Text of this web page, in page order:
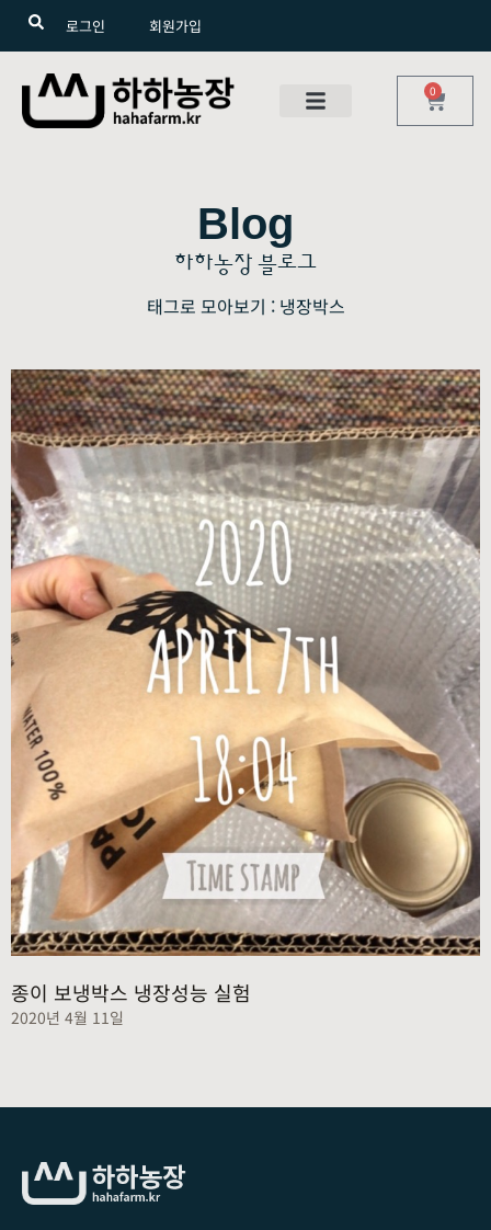
로그인 회원가입
0
Blog
하하농장 블로그
태그로 모아보기 : 냉장박스
종이 보냉박스 냉장성능 실험
2020년 4월 11일